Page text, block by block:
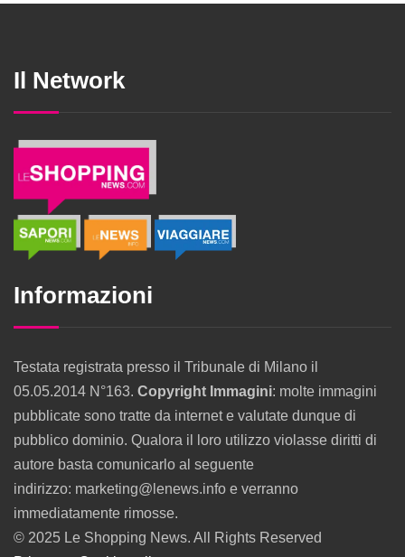
Il Network
Informazioni
Testata registrata presso il Tribunale di Milano il
05.05.2014 N°163. Copyright Immagini: molte immagini
pubblicate sono tratte da internet e valutate dunque di
pubblico dominio. Qualora il loro utilizzo violasse diritti di
autore basta comunicarlo al seguente
indirizzo: marketing@lenews.info e verranno
immediatamente rimosse.
© 2025 Le Shopping News. All Rights Reserved